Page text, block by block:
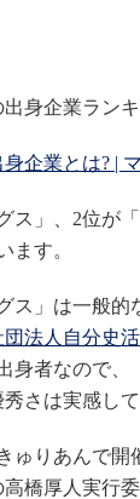
身企業ラン
企業とは? |
ス」、2位が「
ます。
ス」は一般的
団法人自分史
身者なので、
さは実感し
ゅりあんで開
高橋厚人実行